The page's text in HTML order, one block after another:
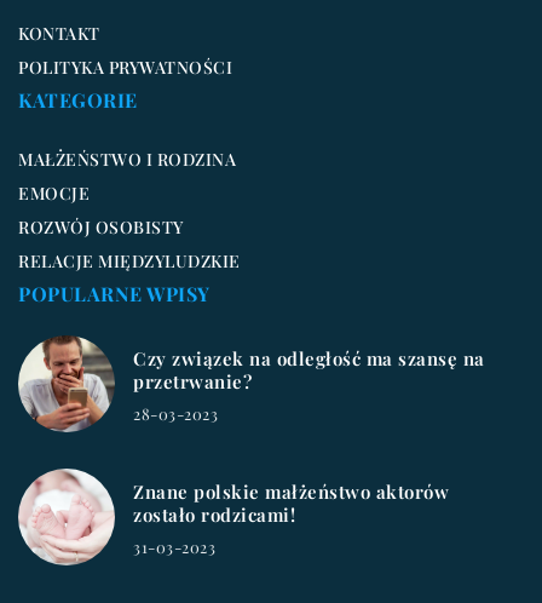
KONTAKT
POLITYKA PRYWATNOŚCI
KATEGORIE
MAŁŻEŃSTWO I RODZINA
EMOCJE
ROZWÓJ OSOBISTY
RELACJE MIĘDZYLUDZKIE
POPULARNE WPISY
Czy związek na odległość ma szansę na
przetrwanie?
28-03-2023
Znane polskie małżeństwo aktorów
zostało rodzicami!
31-03-2023